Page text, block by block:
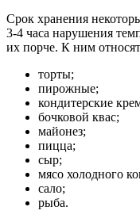
Срок хранения
3-4 часа нарушения
их порче. К ним
торты;
пирожные;
кондитерские
бочковой квас;
майонез;
пицца;
сыр;
мясо холодного
сало;
рыба.